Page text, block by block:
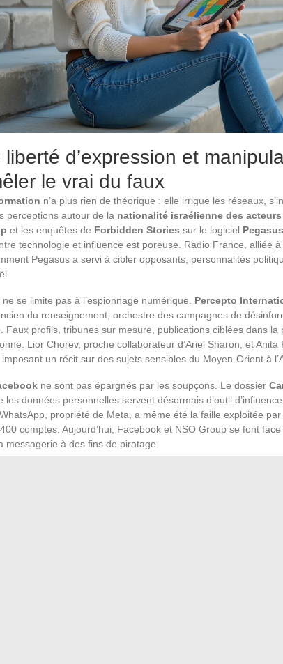
liberté d’expression et
le vrai du faux
n’a plus rien de théorique : elle irrigue les réseaux,
perceptions autour de la nationalité israélienne des
et les enquêtes de Forbidden Stories sur le logiciel Pegasus
technologie et influence est poreuse. Radio France, alliée
Pegasus a servi à cibler opposants, personnalités
ne se limite pas à l’espionnage numérique. Percepto
du renseignement, orchestre des campagnes de
Faux profils, tribunes sur mesure, publications ciblées dans la
Lior Chorev, proche collaborateur d’Ariel Sharon, et Anita
un récit sur des sujets sensibles du Moyen-Orient à
ne sont pas épargnés par les soupçons. Le dossier
les données personnelles servent désormais d’outil
propriété de Meta, a même été la faille exploitée
comptes. Aujourd’hui, Facebook et NSO Group se font
messagerie à des fins de piratage.